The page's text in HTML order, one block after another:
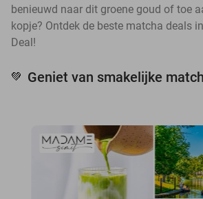
benieuwd naar dit groene goud of toe
kopje? Ontdek de beste matcha deals
Deal!
💚 Geniet van smakelijke